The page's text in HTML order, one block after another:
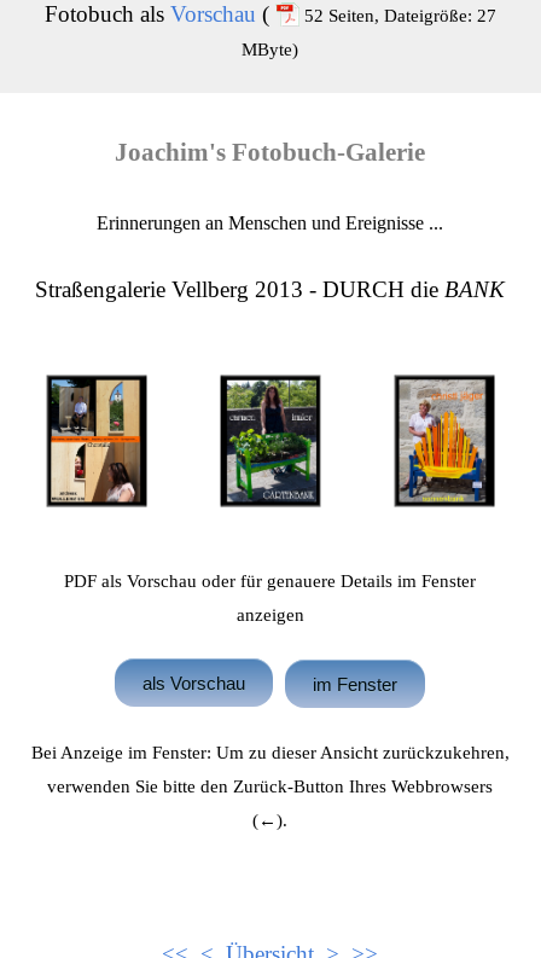
Fotobuch als Vorschau (
52 Seiten, Dateigröße: 27
MByte)
Joachim's Fotobuch-Galerie
Erinnerungen an Menschen und Ereignisse ...
Straßengalerie Vellberg 2013 - DURCH die BANK
PDF als Vorschau oder für genauere Details im Fenster
anzeigen
als Vorschau im Fenster
Bei Anzeige im Fenster: Um zu dieser Ansicht zurückzukehren,
verwenden Sie bitte den Zurück-Button Ihres Webbrowsers
(←).